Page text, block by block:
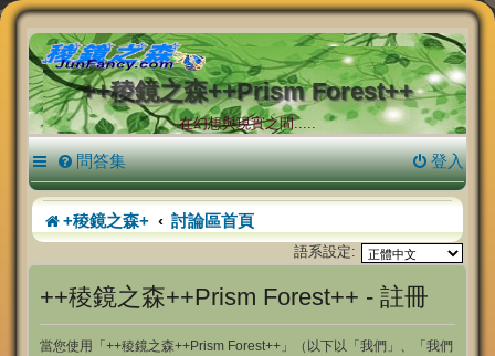
++稜鏡之森++Prism Forest++
在幻想與現實之間.....
問答集 登入
+稜鏡之森+ 討論區首頁
語系設定:
++稜鏡之森++Prism Forest++ - 註冊
當您使用「++稜鏡之森++Prism Forest++」（以下以「我們」、「我們